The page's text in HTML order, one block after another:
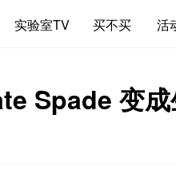
实验室TV 买不买 活
Spade 变